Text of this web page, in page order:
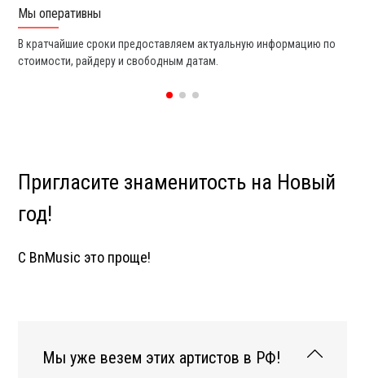
Мы оперативны
В кратчайшие сроки предоставляем актуальную информацию по
стоимости, райдеру и свободным датам.
Пригласите знаменитость на Новый
год!
С BnMusic это проще!
Мы уже везем этих артистов в РФ!